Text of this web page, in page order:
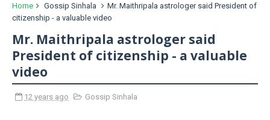
Home Gossip Sinhala
Mr. Maithripala astrologer said President of
citizenship - a valuable video
Mr. Maithripala astrologer said
President of citizenship - a valuable
video
12 years ago Gossip Sinhala